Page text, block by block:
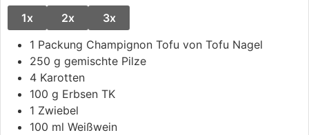
1x 2x
3x
1 Packung Champignon Tofu von Tofu Nagel
250 g gemischte Pilze
4 Karotten
100 g Erbsen TK
1 Zwiebel
100 ml Weißwein